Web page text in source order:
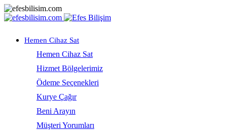
Hemen Cihaz Sat
Hemen Cihaz Sat
Hizmet Bölgelerimiz
Ödeme Seçenekleri
Kurye Çağır
Beni Arayın
Müşteri Yorumları